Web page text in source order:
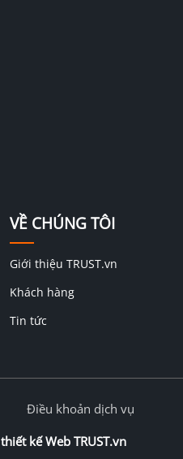
VỀ CHÚNG TÔI
Giới thiệu TRUST.vn
Khách hàng
Tin tức
kế Web TRUST.vn
Điều khoản dịch vụ